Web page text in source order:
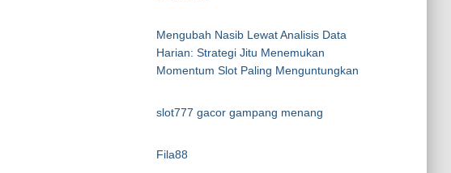
Mengubah Nasib Lewat Analisis Data
Harian: Strategi Jitu Menemukan
Momentum Slot Paling Menguntungkan
slot777 gacor gampang menang
Fila88